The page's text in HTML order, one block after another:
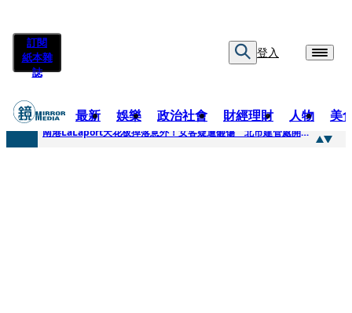
訂閱
紙本雜
誌
登入
最新 娛樂 政治社會 財經理財 人物 美
快訊
南港LaLaport天花板掉落意外！女客疑遭砸傷 北市建管處開罰30萬